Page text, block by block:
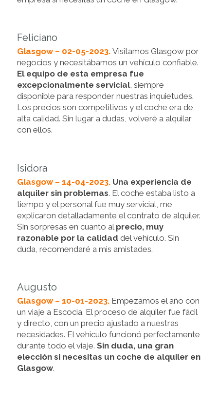
Feliciano
Glasgow – 02-05-2023. Visitamos Glasgow por
negocios y necesitábamos un vehículo confiable.
El equipo de esta empresa fue
excepcionalmente servicial, siempre
disponible para responder nuestras inquietudes.
Los precios son competitivos y el coche era de
alta calidad. Sin lugar a dudas, volveré a alquilar
con ellos.
Isidora
Glasgow – 14-04-2023. Una experiencia de
alquiler sin problemas. El coche estaba listo a
tiempo y el personal fue muy servicial, me
explicaron detalladamente el contrato de alquiler.
Sin sorpresas en cuanto al precio, muy
razonable por la calidad del vehículo. Sin
duda, recomendaré a mis amistades.
Augusto
Glasgow – 10-01-2023. Empezamos el año con
un viaje a Escocia. El proceso de alquiler fue fácil
y directo, con un precio ajustado a nuestras
necesidades. El vehículo funcionó perfectamente
durante todo el viaje. Sin duda, una gran
elección si necesitas un coche de alquiler en
Glasgow.